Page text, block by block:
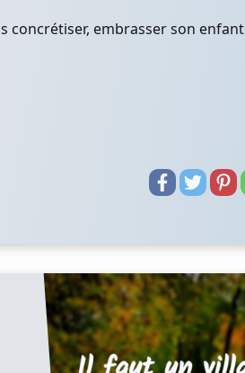
concrétiser, embrasser son enfant